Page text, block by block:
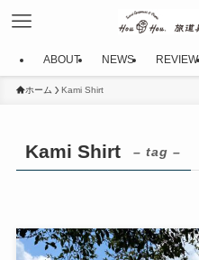
ABOUT NEWS REVIEW
ホーム Kami Shirt
Kami Shirt – tag –